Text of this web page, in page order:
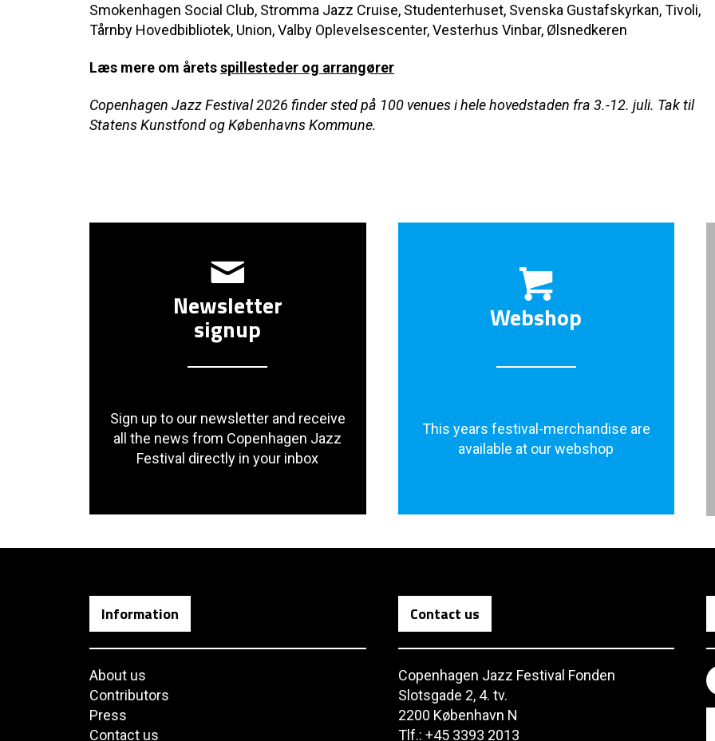
Smokenhagen Social Club, Stromma Jazz Cruise, Studenterhuset, Svenska Gustafskyrkan, Tivoli,
Tårnby Hovedbibliotek, Union, Valby Oplevelsescenter, Vesterhus Vinbar, Ølsnedkeren
Læs mere om åretsspillesteder og arrangører
Copenhagen Jazz Festival 2026 finder sted på 100 venues i hele hovedstaden fra 3.-12. juli. Tak til
Statens Kunstfond og Københavns Kommune.
Newsletter
signup
Sign up to our newsletter and receive
all the news from Copenhagen Jazz
Festival directly in your inbox
Webshop
This years festival-merchandise are
available at our webshop
Information
About us
Contributors
Press
Contact us
Contact us
Copenhagen Jazz Festival Fonden
Slotsgade 2, 4. tv.
2200 København N
Tlf.: +45 3393 2013